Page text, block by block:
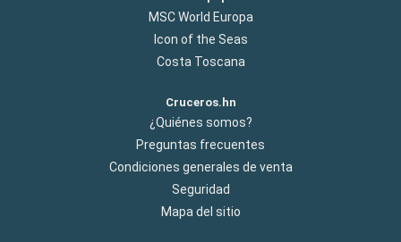
MSC World Europa
Icon of the Seas
Costa Toscana
Cruceros.hn
¿Quiénes somos?
Preguntas frecuentes
Condiciones generales de venta
Seguridad
Mapa del sitio